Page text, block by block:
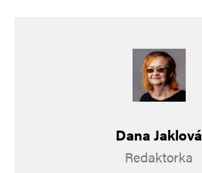
Dana Jaklová
Redaktorka